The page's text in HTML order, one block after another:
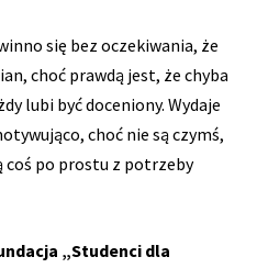
się bez oczekiwania, że
choć prawdą jest, że chyba
lubi być doceniony. Wydaje
choć nie są czymś,
coś po prostu z potrzeby
„Studenci dla